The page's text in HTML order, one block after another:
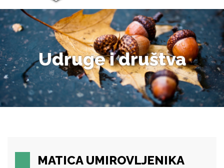
Udruge i društva
MATICA UMIROVLJENIKA